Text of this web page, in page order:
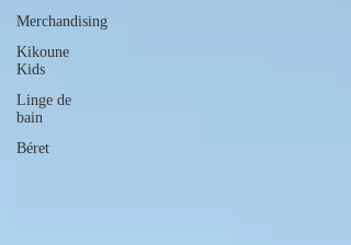
Merchandising
Kikoune
Kids
Linge de
bain
Béret